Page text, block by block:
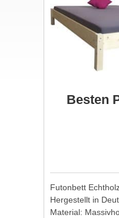
Besten
Futonbett
Hergestellt in
Material: